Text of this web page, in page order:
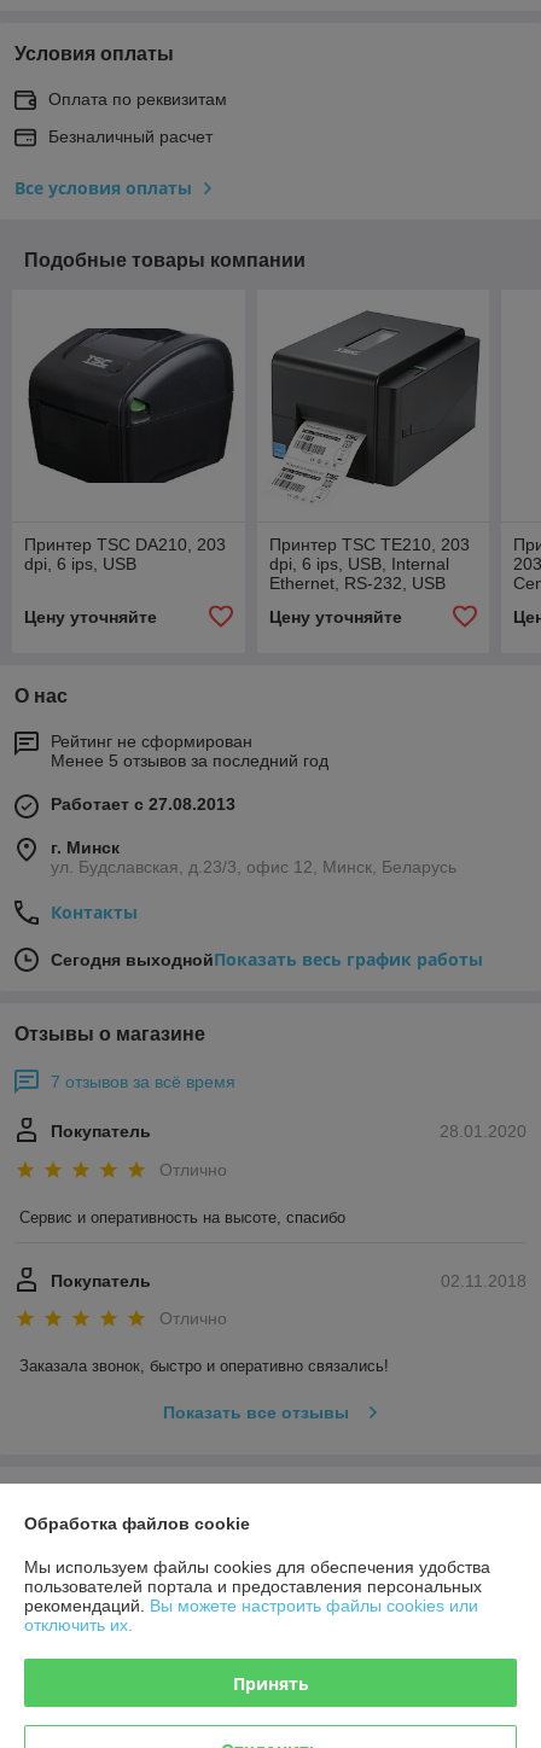
Условия оплаты
Оплата по реквизитам
Безналичный расчет
Все условия оплаты
Подобные товары компании
Принтер TSC DA210, 203
dpi, 6 ips, USB
Цену уточняйте
Принтер TSC TE210, 203
dpi, 6 ips, USB, Internal
Ethernet, RS-232, USB
Цену уточняйте
О нас
Рейтинг не сформирован
Менее 5 отзывов за последний год
Работает с 27.08.2013
г. Минск
ул. Будславская, д.23/3, офис 12, Минск, Беларусь
Контакты
Сегодня выходнойПоказать весь график работы
Отзывы о магазине
7 отзывов за всё время
28.01.2020
Покупатель
Отлично
Сервис и оперативность на высоте, спасибо
02.11.2018
Покупатель
Отлично
Заказала звонок, быстро и оперативно связались!
Показать все отзывы
Доставка и оплата
График работы
Полная версия сайта
Обработка файлов cookie
Мы используем файлы cookies для обеспечения удобства
пользователей портала и предоставления персональных
рекомендаций. Вы можете настроить файлы cookies или
отключить их.
Принять